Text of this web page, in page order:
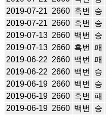
2019-07-21 2660 흑번 승
2019-07-21 2660 흑번 승
2019-07-13 2660 백번 승
2019-07-13 2660 흑번 패
2019-06-22 2660 백번 패
2019-06-22 2660 백번 승
2019-06-19 2660 백번 승
2019-06-19 2660 흑번 패
2019-06-19 2660 백번 승